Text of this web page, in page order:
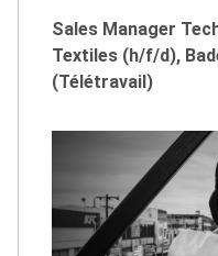
Sales Manager
Textiles (h/f/d),
(Télétravail)